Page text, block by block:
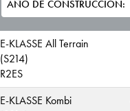
E-KLASSE All Terrain
(S214)
R2ES
E-KLASSE Kombi